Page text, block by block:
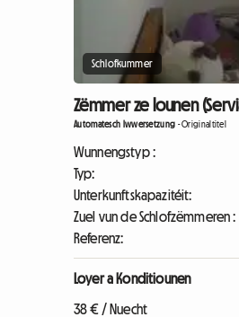
Schlofkummer
Zëmmer ze lounen
Automatesch Iwwersetzung -Originaltitel
Wunnengstyp :
Typ:
Unterkunftskapazitéit:
Zuel vun de Schlofzëmmeren :
Referenz:
Loyer a Konditiounen
38 € / Nuecht